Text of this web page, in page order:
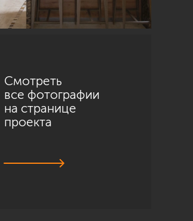
Смотреть
все фотографии
на странице
проекта